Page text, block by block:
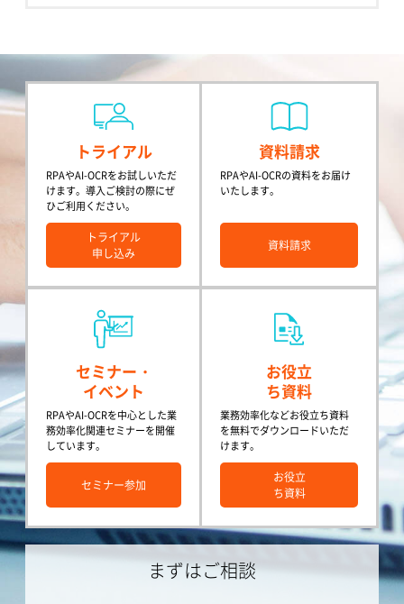
トライアル
RPAやAI-OCRをお試しいただ
けます。導入ご検討の際にぜ
ひご利用ください。
トライアル
申し込み
資料請求
RPAやAI-OCRの資料をお届け
いたします。
資料請求
セミナー・
イベント
RPAやAI-OCRを中心とした業
務効率化関連セミナーを開催
しています。
セミナー参加
お役立
ち資料
業務効率化などお役立ち資料
を無料でダウンロードいただ
けます。
お役立
ち資料
まずはご相談